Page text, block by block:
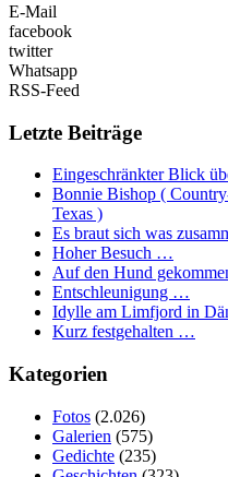
E-Mail
facebook
twitter
Whatsapp
RSS-Feed
Letzte Beiträge
Eingeschränkter Blick
Bonnie Bishop (
Texas )
Es braut sich was
Hoher Besuch …
Auf den Hund
Entschleunigung …
Idylle am Limfjord in
Kurz festgehalten …
Kategorien
Fotos (2.026)
Galerien (575)
Gedichte (235)